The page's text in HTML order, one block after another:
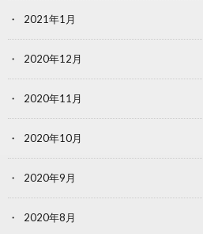
2021年1月
2020年12月
2020年11月
2020年10月
2020年9月
2020年8月